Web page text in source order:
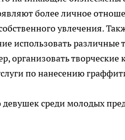
более личное
увлечения.
использовать различные
организовать
по нанесению
среди молодых